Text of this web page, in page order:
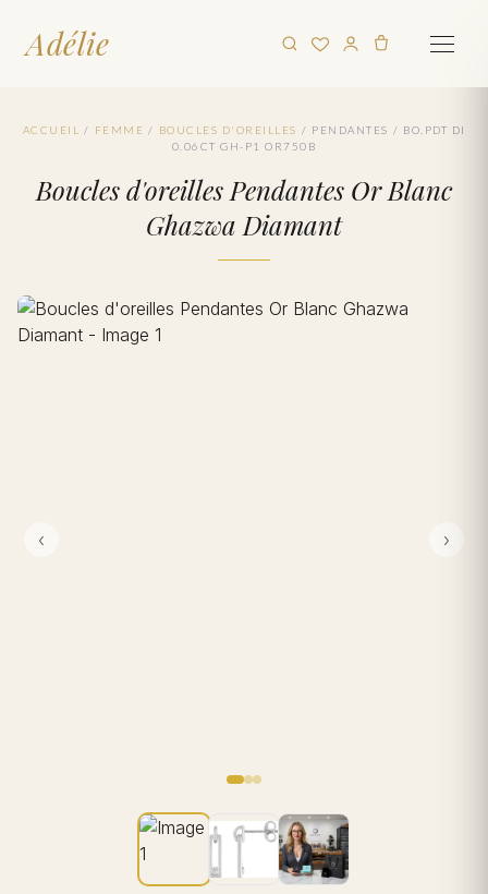
Adélie
ACCUEIL / FEMME / BOUCLES D'OREILLES / PENDANTES / BO.PDT DI
0.06CT GH-P1 OR750B
Boucles d'oreilles Pendantes Or Blanc
Ghazwa Diamant
‹ ›